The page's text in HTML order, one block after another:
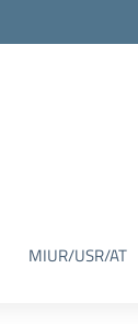
MIUR/USR/AT